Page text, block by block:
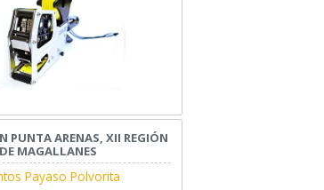
PUNTA ARENAS, XII REGIÓN
DE MAGALLANES
Payaso Polvorita